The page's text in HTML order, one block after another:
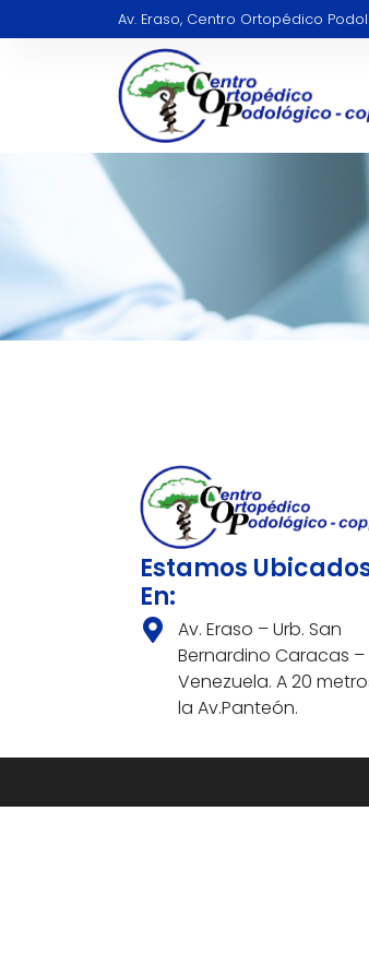
Av. Eraso, Centro Ortopédico
Estamos
En:
Av. Eraso – Urb. San
Bernardino Caracas –
Venezuela. A 20
la Av.Panteón.